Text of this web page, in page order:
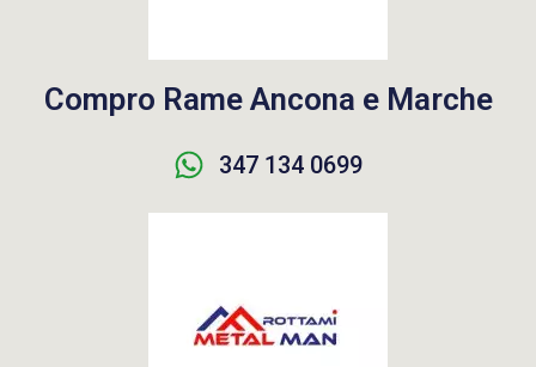
Compro Rame Ancona e Marche
347 134 0699